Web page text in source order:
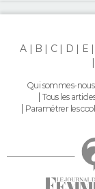
A
B C D E
Qui sommes-
Tous les
Paramétrer les